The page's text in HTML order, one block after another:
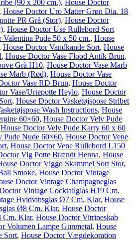
(90 x 200 cm.), House Doctor
, House Doctor Uro Matter Grøn Dia. 18
PR Grå (Stor), House Doctor
, House Doctor Use Rullebord Sort
Valentina Pude 50 x 50 cm., House
, House Doctor Vandkande Sort, House
, House Doctor Vase Flood Antik Brun,
Grå H10, House Doctor Vase Marb
Marb (Rød), House Doctor Vase
Vase RD Brun, House Doctor
Vase/Urtepotte Heylo, House Doctor
, House Doctor Vasketøjspose Stribet
Wash Instructions, House
60×60, House Doctor Velv Pude
House Doctor Velv Pude Karry 60 x 60
Pude Nude 60×60, House Doctor Vene
, House Doctor Vene Rullebord L150
Vig Potte Brændt Henna, House
Doctor Viggo Skammel Sort Stor,
Smoke, House Doctor Vintage
Doctor Vintage Champagneglas
Vintage Cocktailglas H19 Cm.
Hvidvinsglas Ø7 Cm. Klar, House
Ø8 Cm. Klar, House Doctor
Cm. Klar, House Doctor Vitrineskab
Volumen Lampe Gunmetal, House
Sort, House Doctor Vægdekoration